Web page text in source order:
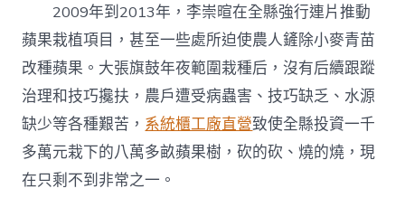
2009年到2013年，李崇暄在全縣強行連片推動
蘋果栽植項目，甚至一些處所迫使農人鏟除小麥青苗
改種蘋果。大張旗鼓年夜範圍栽種后，沒有后續跟蹤
治理和技巧攙扶，農戶遭受病蟲害、技巧缺乏、水源
缺少等各種艱苦， 系統櫃工廠直營致使全縣投資一千
多萬元栽下的八萬多畝蘋果樹，砍的砍、燒的燒，現
在只剩不到非常之一。